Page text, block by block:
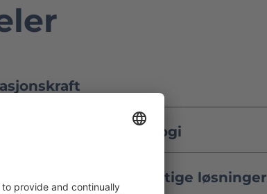
intern teknologi
og bærekraftige løsninger